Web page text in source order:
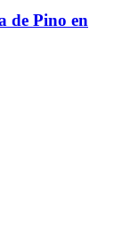
de Pino en